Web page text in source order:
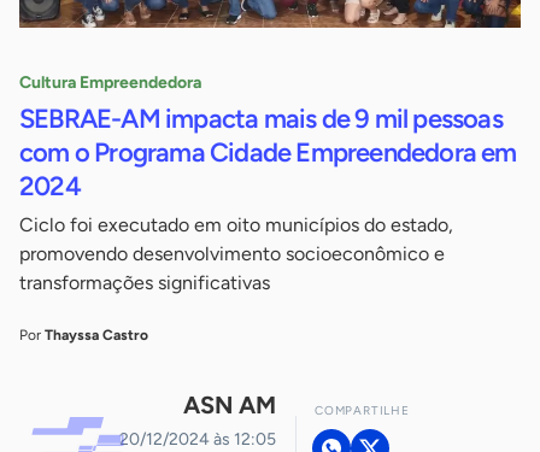
Cultura Empreendedora
SEBRAE-AM impacta mais de 9 mil pessoas
com o Programa Cidade Empreendedora em
2024
Ciclo foi executado em oito municípios do estado,
promovendo desenvolvimento socioeconômico e
transformações significativas
Por Thayssa Castro
ASN AM
20/12/2024 às 12:05
COMPARTILHE